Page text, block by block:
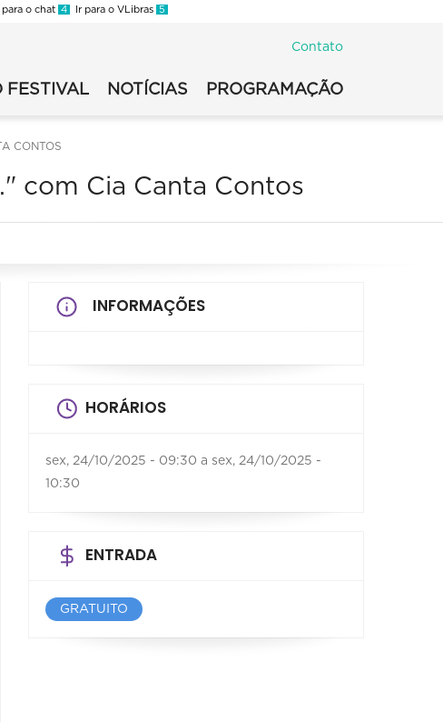
para o chat 4 Ir para o VLibras 5
Contato
FESTIVAL NOTÍCIAS PROGRAMAÇÃO
CONTOS
com Cia Canta Contos
INFORMAÇÕES
HORÁRIOS
sex, 24/10/2025 - 09:30 a sex, 24/10/2025 -
10:30
ENTRADA
GRATUITO